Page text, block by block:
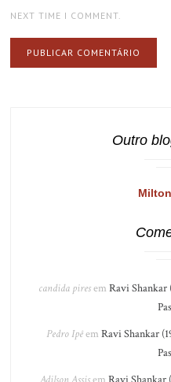
NEXT TIME I COMMENT.
Outro
candida piresem Ravi Shankar
Pedro Ipêem Ravi Shankar